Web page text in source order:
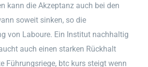
kann die Akzeptanz auch bei den
soweit sinken, so die
von Laboure. Ein Institut nachhaltig
auch einen starken Rückhalt
Führungsriege, btc kurs steigt wenn